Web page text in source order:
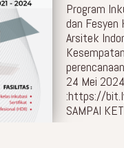
Program
dan
Arsitek
24 Mei
:https://
SAMPAI